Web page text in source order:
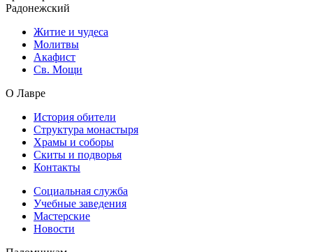
Радонежский
Житие и чудеса
Молитвы
Акафист
Св. Мощи
О Лавре
История обители
Структура монастыря
Храмы и соборы
Скиты и подворья
Контакты
Социальная служба
Учебные заведения
Мастерские
Новости